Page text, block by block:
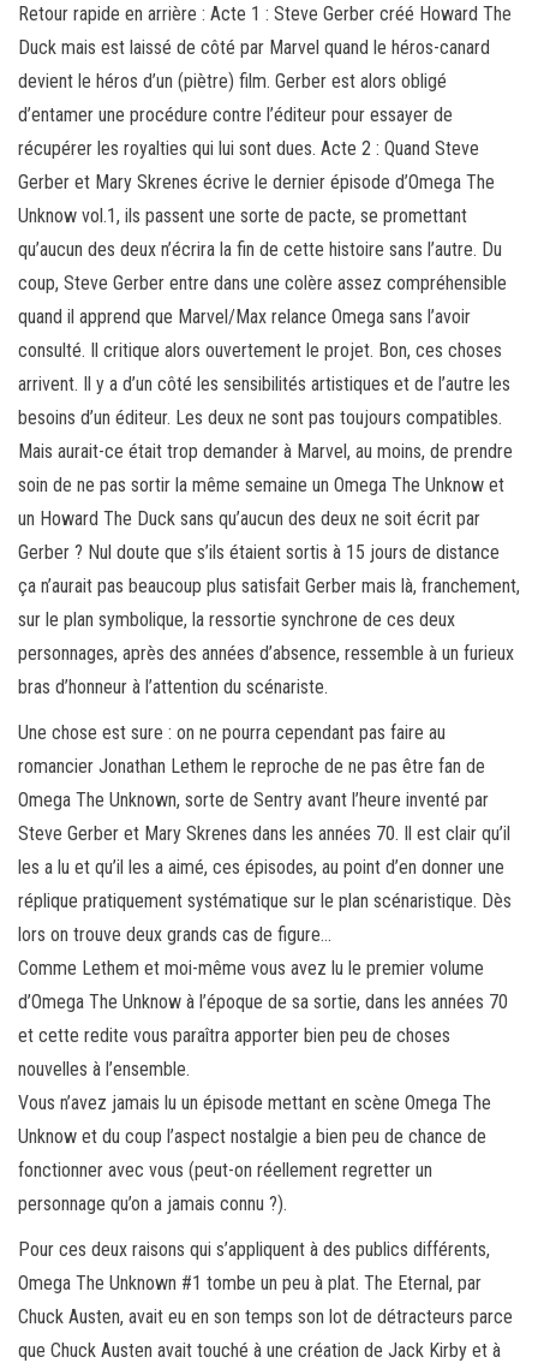
Retour rapide en arrière : Acte 1 : Steve Gerber créé Howard The
Duck mais est laissé de côté par Marvel quand le héros-canard
devient le héros d’un (piètre) film. Gerber est alors obligé
d’entamer une procédure contre l’éditeur pour essayer de
récupérer les royalties qui lui sont dues. Acte 2 : Quand Steve
Gerber et Mary Skrenes écrive le dernier épisode d’Omega The
Unknow vol.1, ils passent une sorte de pacte, se promettant
qu’aucun des deux n’écrira la fin de cette histoire sans l’autre. Du
coup, Steve Gerber entre dans une colère assez compréhensible
quand il apprend que Marvel/Max relance Omega sans l’avoir
consulté. Il critique alors ouvertement le projet. Bon, ces choses
arrivent. Il y a d’un côté les sensibilités artistiques et de l’autre les
besoins d’un éditeur. Les deux ne sont pas toujours compatibles.
Mais aurait-ce était trop demander à Marvel, au moins, de prendre
soin de ne pas sortir la même semaine un Omega The Unknow et
un Howard The Duck sans qu’aucun des deux ne soit écrit par
Gerber ? Nul doute que s’ils étaient sortis à 15 jours de distance
ça n’aurait pas beaucoup plus satisfait Gerber mais là, franchement,
sur le plan symbolique, la ressortie synchrone de ces deux
personnages, après des années d’absence, ressemble à un furieux
bras d’honneur à l’attention du scénariste.
Une chose est sure : on ne pourra cependant pas faire au
romancier Jonathan Lethem le reproche de ne pas être fan de
Omega The Unknown, sorte de Sentry avant l’heure inventé par
Steve Gerber et Mary Skrenes dans les années 70. Il est clair qu’il
les a lu et qu’il les a aimé, ces épisodes, au point d’en donner une
réplique pratiquement systématique sur le plan scénaristique. Dès
lors on trouve deux grands cas de figure…
Comme Lethem et moi-même vous avez lu le premier volume
d’Omega The Unknow à l’époque de sa sortie, dans les années 70
et cette redite vous paraîtra apporter bien peu de choses
nouvelles à l’ensemble.
Vous n’avez jamais lu un épisode mettant en scène Omega The
Unknow et du coup l’aspect nostalgie a bien peu de chance de
fonctionner avec vous (peut-on réellement regretter un
personnage qu’on a jamais connu ?).
Pour ces deux raisons qui s’appliquent à des publics différents,
Omega The Unknown #1 tombe un peu à plat. The Eternal, par
Chuck Austen, avait eu en son temps son lot de détracteurs parce
que Chuck Austen avait touché à une création de Jack Kirby et à